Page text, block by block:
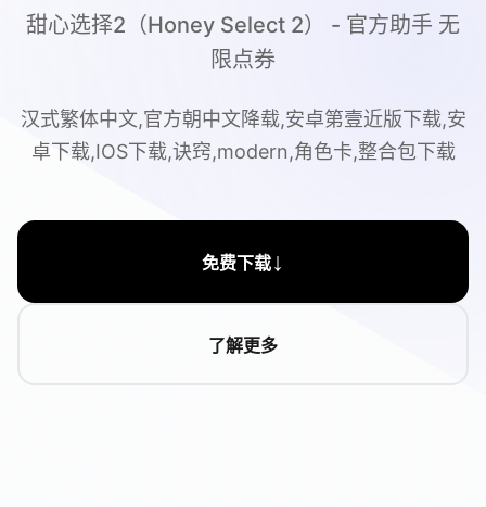
甜心选择2（Honey Select 2） - 官方助手 无
限点券
汉式繁体中文,官方朝中文降载,安卓第壹近版下载,安
卓下载,IOS下载,诀窍,modern,角色卡,整合包下载
免费下载↓
了解更多